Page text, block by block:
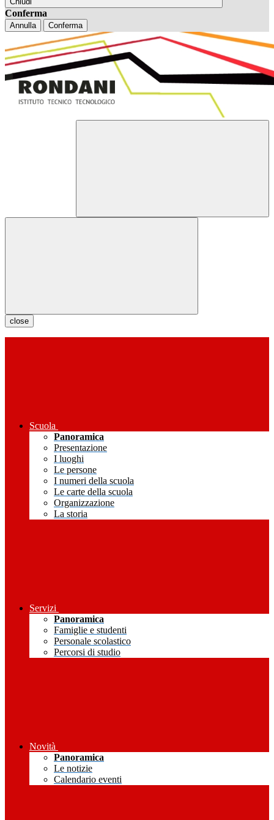
Conferma
Annulla Conferma
close
Scuola
Panoramica
Presentazione
I luoghi
Le persone
I numeri della scuola
Le carte della scuola
Organizzazione
La storia
Servizi
Panoramica
Famiglie e studenti
Personale scolastico
Percorsi di studio
Novità
Panoramica
Le notizie
Calendario eventi